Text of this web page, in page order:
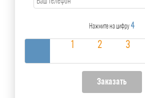
Нажмите на цифру 4